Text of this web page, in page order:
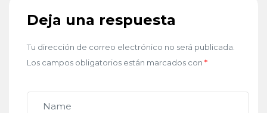
Deja una respuesta
Tu dirección de correo electrónico no será publicada.
Los campos obligatorios están marcados con *